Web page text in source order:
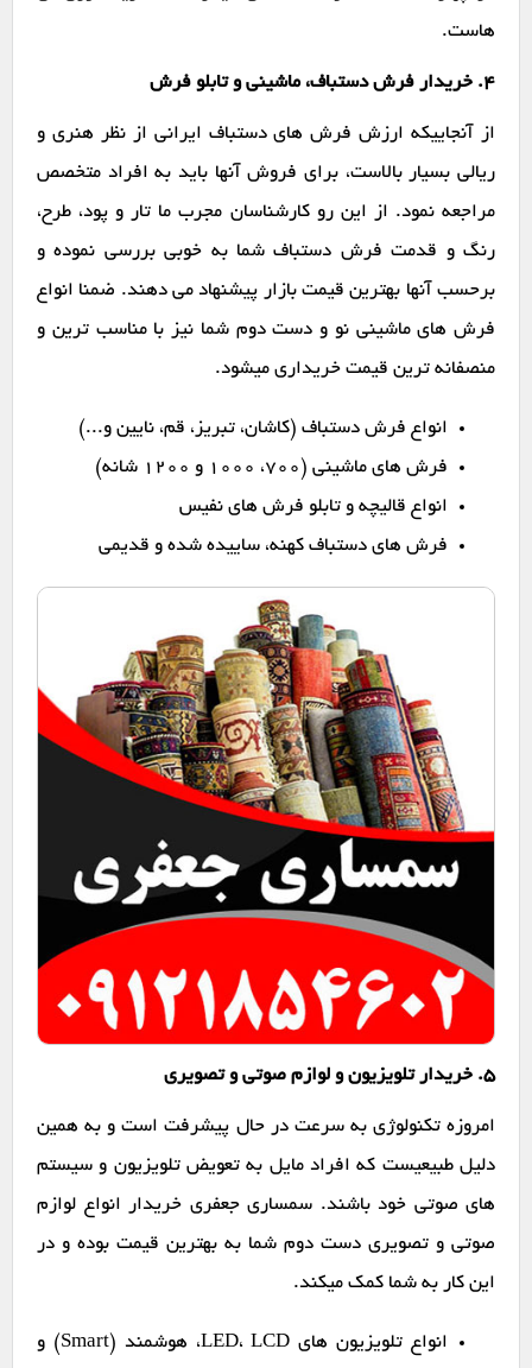
هاست.
۴. خریدار فرش دستباف، ماشینی و تابلو فرش
از آنجاییکه ارزش فرش های دستباف ایرانی از نظر هنری و
ریالی بسیار بالاست، برای فروش آنها باید به افراد متخصص
مراجعه نمود. از این رو کارشناسان مجرب ما تار و پود، طرح،
رنگ و قدمت فرش دستباف شما به خوبی بررسی نموده و
برحسب آنها بهترین قیمت بازار پیشنهاد می دهند. ضمنا انواع
فرش های ماشینی نو و دست دوم شما نیز با مناسب ترین و
منصفانه ترین قیمت خریداری میشود.
انواع فرش دستباف (کاشان، تبریز، قم، نایین و...)
فرش های ماشینی (۷۰۰، ۱۰۰۰ و ۱۲۰۰ شانه)
انواع قالیچه و تابلو فرش های نفیس
فرش های دستباف کهنه، ساییده شده و قدیمی
۵. خریدار تلویزیون و لوازم صوتی و تصویری
امروزه تکنولوژی به سرعت در حال پیشرفت است و به همین
دلیل طبیعیست که افراد مایل به تعویض تلویزیون و سیستم
های صوتی خود باشند. سمساری جعفری خریدار انواع لوازم
صوتی و تصویری دست دوم شما به بهترین قیمت بوده و در
این کار به شما کمک میکند.
انواع تلویزیون های LED، LCD، هوشمند (Smart) و